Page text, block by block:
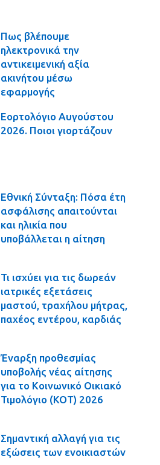
Πως βλέπουμε
ηλεκτρονικά την
αντικειμενική αξία
ακινήτου μέσω
εφαρμογής
Εορτολόγιο Αυγούστου
2026. Ποιοι γιορτάζουν
Εθνική Σύνταξη: Πόσα έτη
ασφάλισης απαιτούνται
και ηλικία που
υποβάλλεται η αίτηση
Τι ισχύει για τις δωρεάν
ιατρικές εξετάσεις
μαστού, τραχήλου μήτρας,
παχέος εντέρου, καρδιάς
Έναρξη προθεσμίας
υποβολής νέας αίτησης
για το Κοινωνικό Οικιακό
Τιμολόγιο (ΚΟΤ) 2026
Σημαντική αλλαγή για τις
εξώσεις των ενοικιαστών